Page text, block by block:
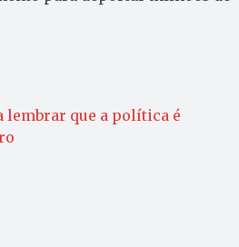
lembrar que a política é